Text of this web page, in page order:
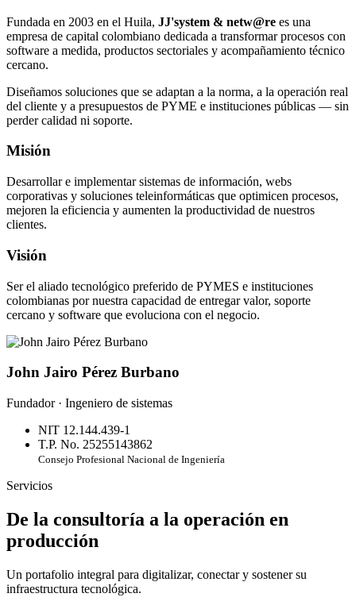
Fundada en 2003 en el Huila, JJ'system & netw@re es una
empresa de capital colombiano dedicada a transformar procesos con
software a medida, productos sectoriales y acompañamiento técnico
cercano.
Diseñamos soluciones que se adaptan a la norma, a la operación real
del cliente y a presupuestos de PYME e instituciones públicas — sin
perder calidad ni soporte.
Misión
Desarrollar e implementar sistemas de información, webs
corporativas y soluciones teleinformáticas que optimicen procesos,
mejoren la eficiencia y aumenten la productividad de nuestros
clientes.
Visión
Ser el aliado tecnológico preferido de PYMES e instituciones
colombianas por nuestra capacidad de entregar valor, soporte
cercano y software que evoluciona con el negocio.
John Jairo Pérez Burbano
Fundador · Ingeniero de sistemas
NIT 12.144.439-1
T.P. No. 25255143862
Consejo Profesional Nacional de Ingeniería
Servicios
De la consultoría a la operación en
producción
Un portafolio integral para digitalizar, conectar y sostener su
infraestructura tecnológica.